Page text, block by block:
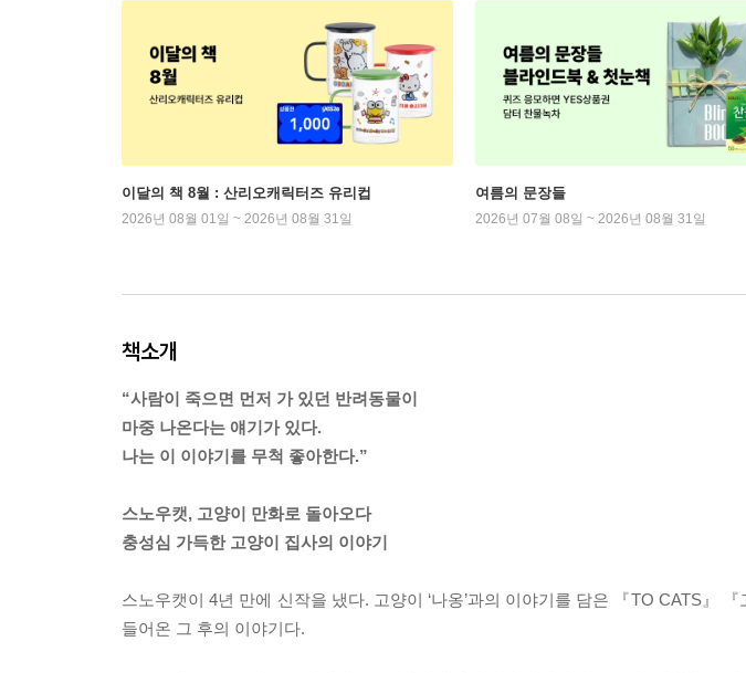
이달의 책 8월 : 산리오캐릭터즈 유리컵
2026년 08월 01일 ~ 2026년 08월 31일
여름의 문장들
2026년 07월 08일 ~ 2026년 08월 31일
책소개
“사람이 죽으면 먼저 가 있던 반려동물이
마중 나온다는 얘기가 있다.
나는 이 이야기를 무척 좋아한다.”
스노우캣, 고양이 만화로 돌아오다
충성심 가득한 고양이 집사의 이야기
스노우캣이 4년 만에 신작을 냈다. 고양이 ‘나옹’과의 이야기를 담은 『TO CATS』
들어온 그 후의 이야기다.